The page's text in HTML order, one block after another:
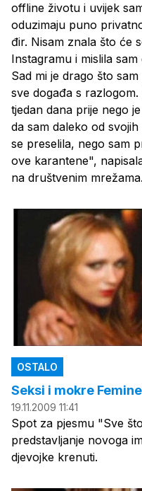
offline životu i uvijek
oduzimaju puno
đir. Nisam znala što će
Instagramu i mislila
Sad mi je drago što
sve događa s
tjedan dana prije nego
da sam daleko od
se preselila, nego sam
ove karantene",
na društvenim mrežama.
OSTALO
Seksi i mokre
19.11.2009 11:41
Spot za pjesmu "Sve
predstavljanje novoga
djevojke krenuti.